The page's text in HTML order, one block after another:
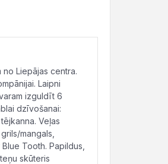
Liepājas centra.
Laipni
izguldīt 6
dzīvošanai:
Veļas
mangals,
Tooth. Papildus,
skūteris